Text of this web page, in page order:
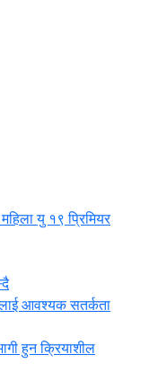
यु १९ प्रिमियर
आवश्यक सतर्कता
हुन क्रियाशील